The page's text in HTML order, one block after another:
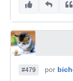
#479 por